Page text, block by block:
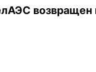
возвращен